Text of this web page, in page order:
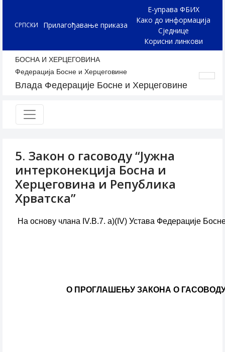
СРПСКИ Прилагођавање приказа
Е-управа ФБИХ
Како до информација
Сједнице
Корисни линкови
БОСНА И ХЕРЦЕГОВИНА
Федерација Босне и Херцеговине
Влада Федерације Босне и Херцеговине
5. Закон о гасоводу “Јужна
интерконекција Босна и
Херцеговина и Република
Хрватска”
На основу члана IV.В.7. а)(IV) Устава Федерације
О ПРОГЛАШЕЊУ ЗАКОНА О